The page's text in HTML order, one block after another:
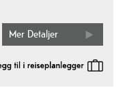
Mer Detaljer